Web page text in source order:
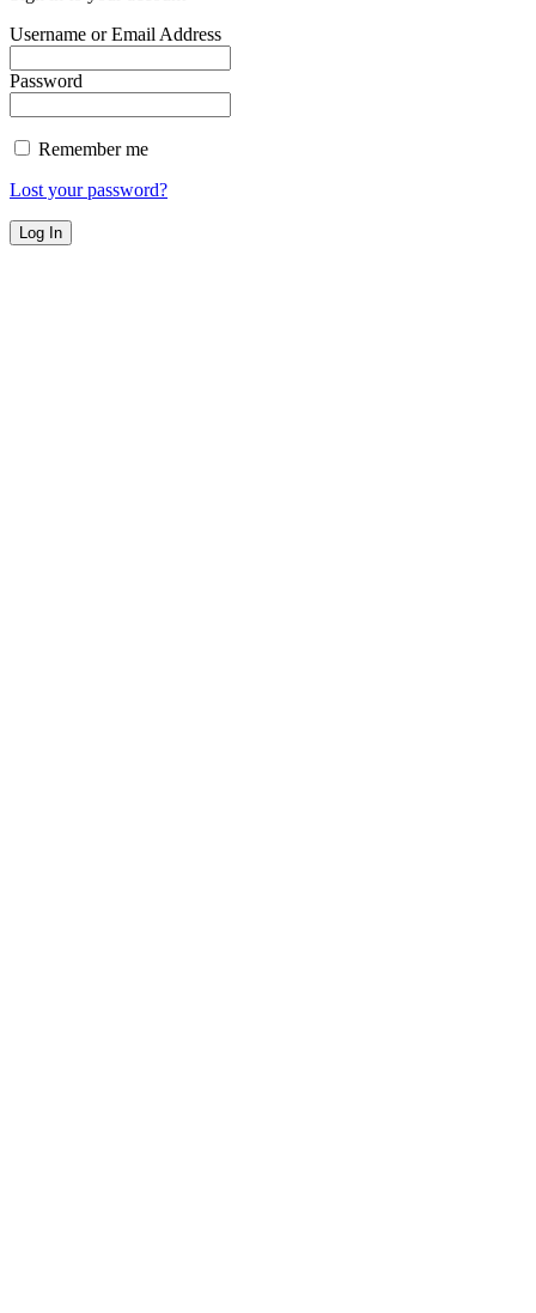
Username or Email Address
Password
Remember me
Lost your password?